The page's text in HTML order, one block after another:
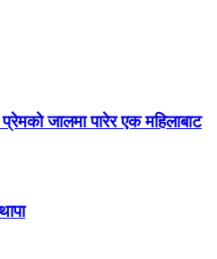
जालमा पारेर एक महिलाबाट